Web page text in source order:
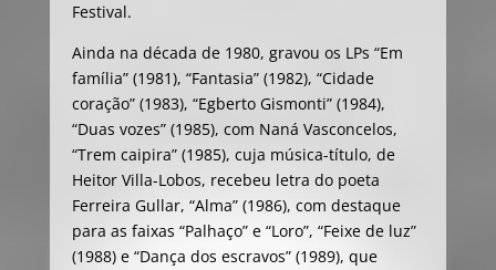
Festival.
Ainda na década de 1980, gravou os LPs “Em
família” (1981), “Fantasia” (1982), “Cidade
coração” (1983), “Egberto Gismonti” (1984),
“Duas vozes” (1985), com Naná Vasconcelos,
“Trem caipira” (1985), cuja música-título, de
Heitor Villa-Lobos, recebeu letra do poeta
Ferreira Gullar, “Alma” (1986), com destaque
para as faixas “Palhaço” e “Loro”, “Feixe de luz”
(1988) e “Dança dos escravos” (1989), que